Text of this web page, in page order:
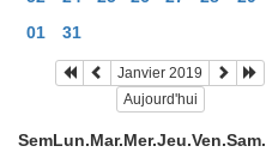
01
31
Janvier 2019
Aujourd'hui
SemLun.Mar.Mer.Jeu.Ven.Sam.